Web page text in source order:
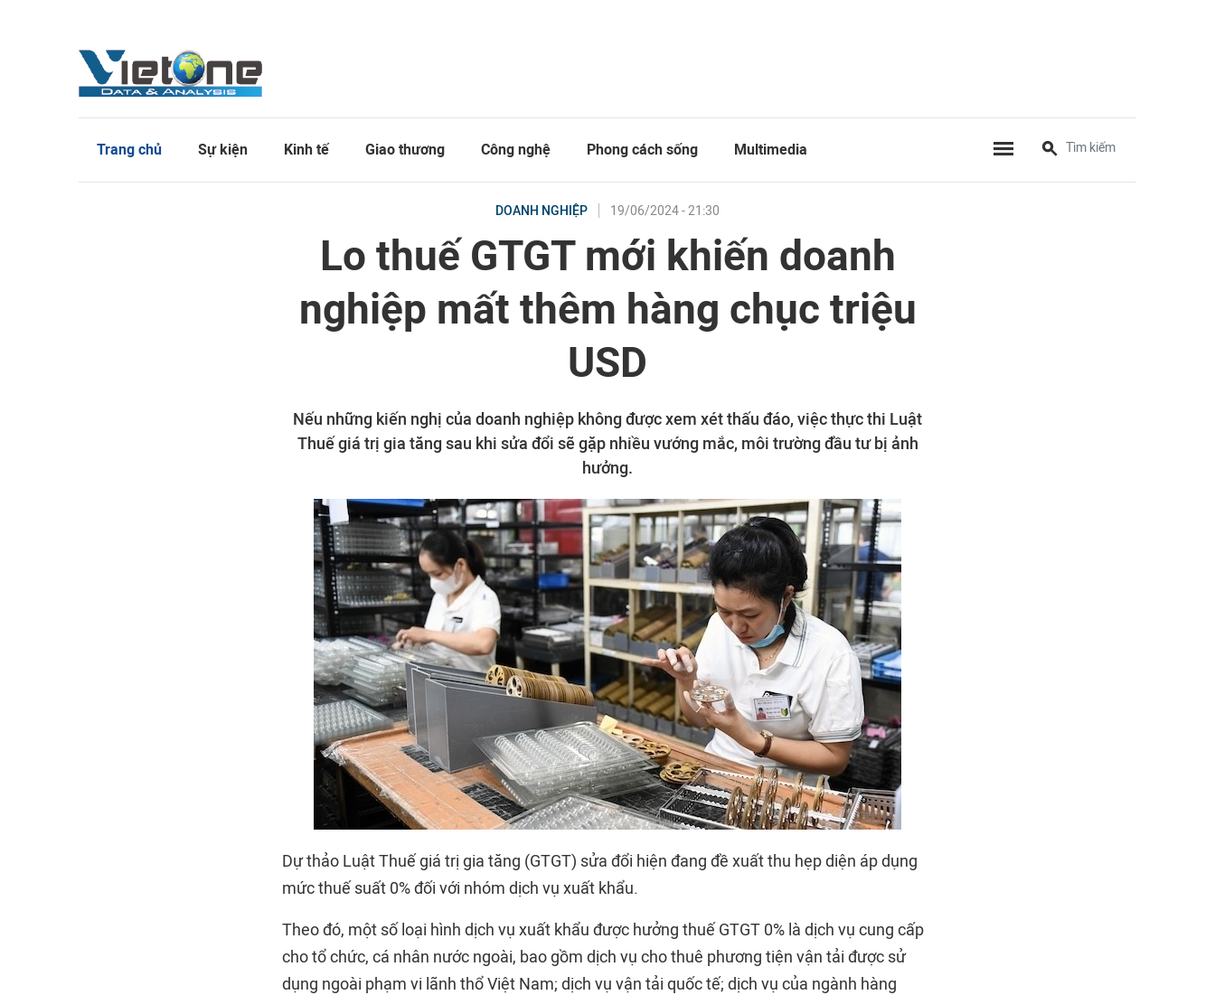
Trang chủ Sự kiện Kinh tế Giao thương Công nghệ Phong cách sống Multimedia
DOANH NGHIỆP 19/06/2024 - 21:30
Lo thuế GTGT mới khiến doanh
nghiệp mất thêm hàng chục triệu
USD
Nếu những kiến nghị của doanh nghiệp không được xem xét thấu đáo, việc thực thi Luật
Thuế giá trị gia tăng sau khi sửa đổi sẽ gặp nhiều vướng mắc, môi trường đầu tư bị ảnh
hưởng.
Dự thảo Luật Thuế giá trị gia tăng (GTGT) sửa đổi hiện đang đề xuất thu hẹp diện áp dụng
mức thuế suất 0% đối với nhóm dịch vụ xuất khẩu.
Theo đó, một số loại hình dịch vụ xuất khẩu được hưởng thuế GTGT 0% là dịch vụ cung cấp
cho tổ chức, cá nhân nước ngoài, bao gồm dịch vụ cho thuê phương tiện vận tải được sử
dụng ngoài phạm vi lãnh thổ Việt Nam; dịch vụ vận tải quốc tế; dịch vụ của ngành hàng